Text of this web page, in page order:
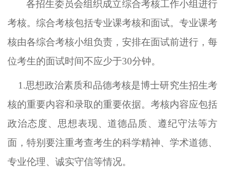
各招生委员会组织成立综合考核工作小组进行
考核。 综合考核包括专业课考核和面试。专业课考
核由各综合考核小组负责，安排在面试前进行，每
位考生的面试时间不应少于30分钟。
1.思想政治素质和品德考核是博士研究生招生考
核的重要内容和录取的重要依据。考核内容应包括
政治态度、思想表现、道德品质、遵纪守法等方
面，特别要注重考查考生的科学精神、学术道德、
专业伦理、诚实守信等情况。